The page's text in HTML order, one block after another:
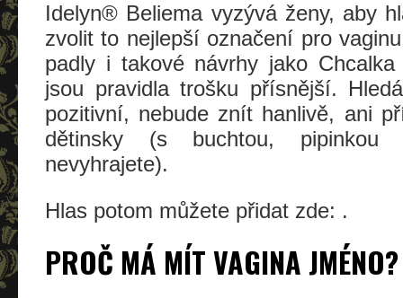
Idelyn® Beliema vyzývá ženy, aby
zvolit to nejlepší označení pro
padly i takové návrhy jako Chcalka
jsou pravidla trošku přísnější.
pozitivní, nebude znít hanlivě, ani
dětinsky (s buchtou, pipinkou
nevyhrajete).
Hlas potom můžete přidat zde: .
PROČ MÁ MÍT VAGINA JMÉNO?